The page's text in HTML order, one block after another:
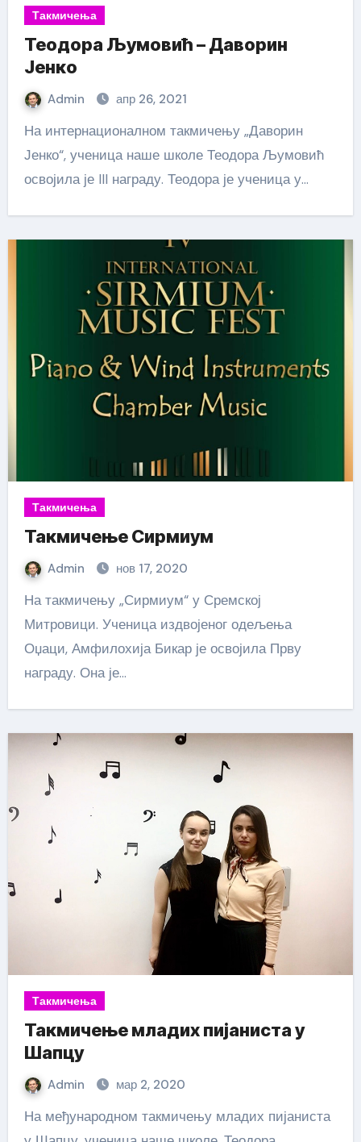
Такмичења
Теодора Љумовић – Даворин
Јенко
Admin апр 26, 2021
На интернационалном такмичењу „Даворин
Јенко“, ученица наше школе Теодора Љумовић
освојила је III награду. Теодора је ученица у…
Такмичења
Такмичење Сирмиум
Admin нов 17, 2020
На такмичењу „Сирмиум“ у Сремској
Митровици. Ученица издвојеног одељења
Оџаци, Амфилохија Бикар је освојила Прву
награду. Она је…
Такмичења
Такмичење младих пијаниста у
Шапцу
Admin мар 2, 2020
На међународном такмичењу младих пијаниста